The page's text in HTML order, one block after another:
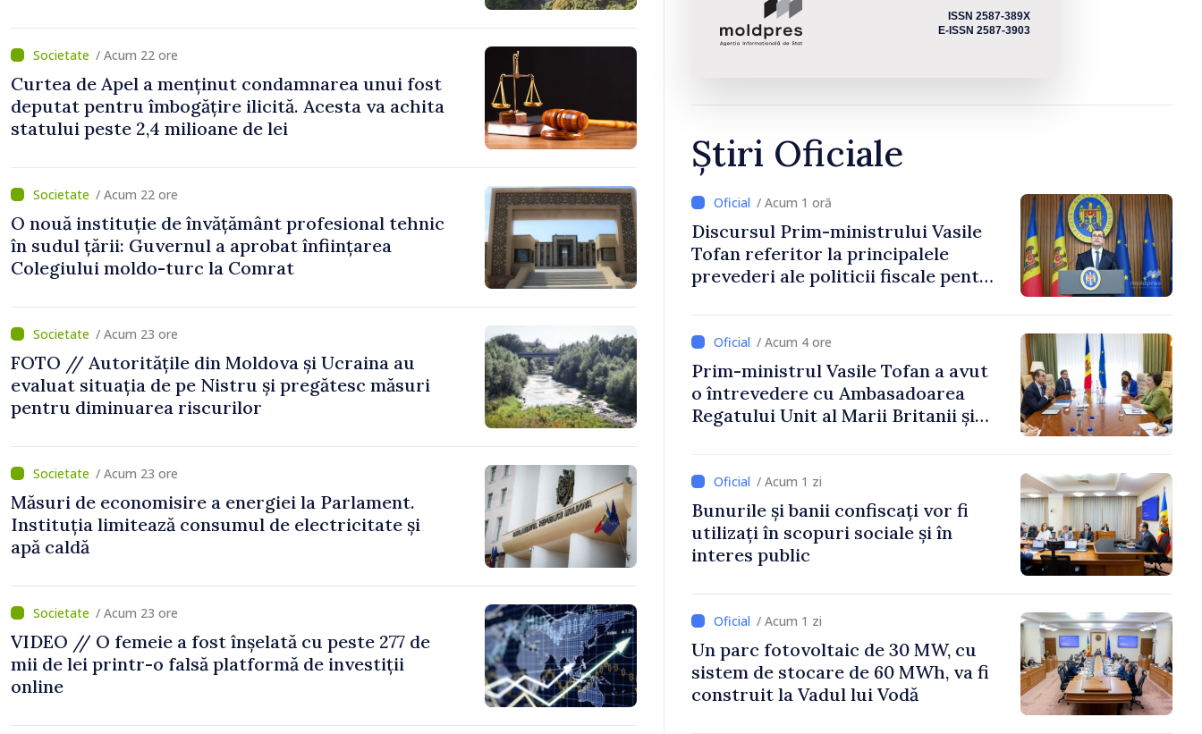
/ Acum 22 ore
Curtea de Apel a menținut condamnarea unui fost
deputat pentru îmbogățire ilicită. Acesta va achita
statului peste 2,4 milioane de lei
/ Acum 22 ore
O nouă instituție de învățământ profesional tehnic
în sudul țării: Guvernul a aprobat înființarea
Colegiului moldo-turc la Comrat
/ Acum 23 ore
FOTO // Autoritățile din Moldova și Ucraina au
evaluat situația de pe Nistru și pregătesc măsuri
pentru diminuarea riscurilor
/ Acum 23 ore
Măsuri de economisire a energiei la Parlament.
Instituția limitează consumul de electricitate și
apă caldă
/ Acum 23 ore
VIDEO // O femeie a fost înșelată cu peste 277 de
mii de lei printr-o falsă platformă de investiții
online
ISSN 2587-389X
E-ISSN 2587-3903
Știri Oficiale
/ Acum 1 oră
Discursul Prim-ministrului Vasile
Tofan referitor la principalele
prevederi ale politicii fiscale pentru
/ Acum 4 ore
Prim-ministrul Vasile Tofan a avut
o întrevedere cu Ambasadoarea
Regatului Unit al Marii Britanii și
/ Acum 1 zi
Bunurile și banii confiscați vor fi
utilizați în scopuri sociale și în
interes public
/ Acum 1 zi
Un parc fotovoltaic de 30 MW, cu
sistem de stocare de 60 MWh, va fi
construit la Vadul lui Vodă